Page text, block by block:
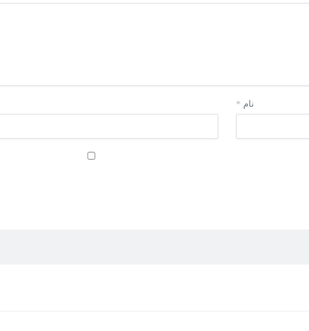
نام *